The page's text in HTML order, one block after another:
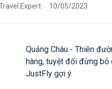
Expert 10/05/2023
Quảng Châu - Thiên
hàng, tuyệt đối đừng bỏ
JustFly gợi ý.